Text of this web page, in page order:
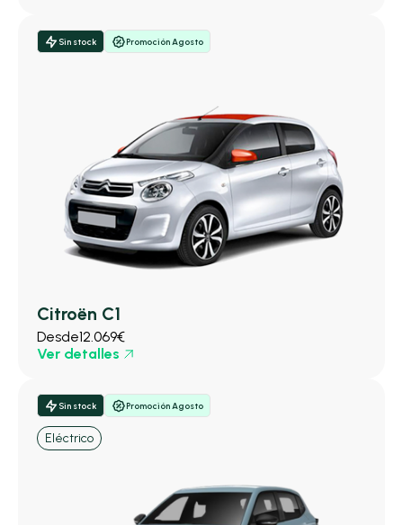
Sin stock Promoción Agosto
Citroën C1
Desde12.069€
Ver detalles
Sin stock Promoción Agosto
Eléctrico